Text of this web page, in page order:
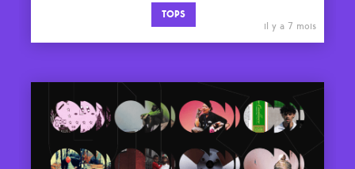
TOPS
il y a 7 mois